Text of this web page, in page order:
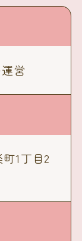
営
1丁目2